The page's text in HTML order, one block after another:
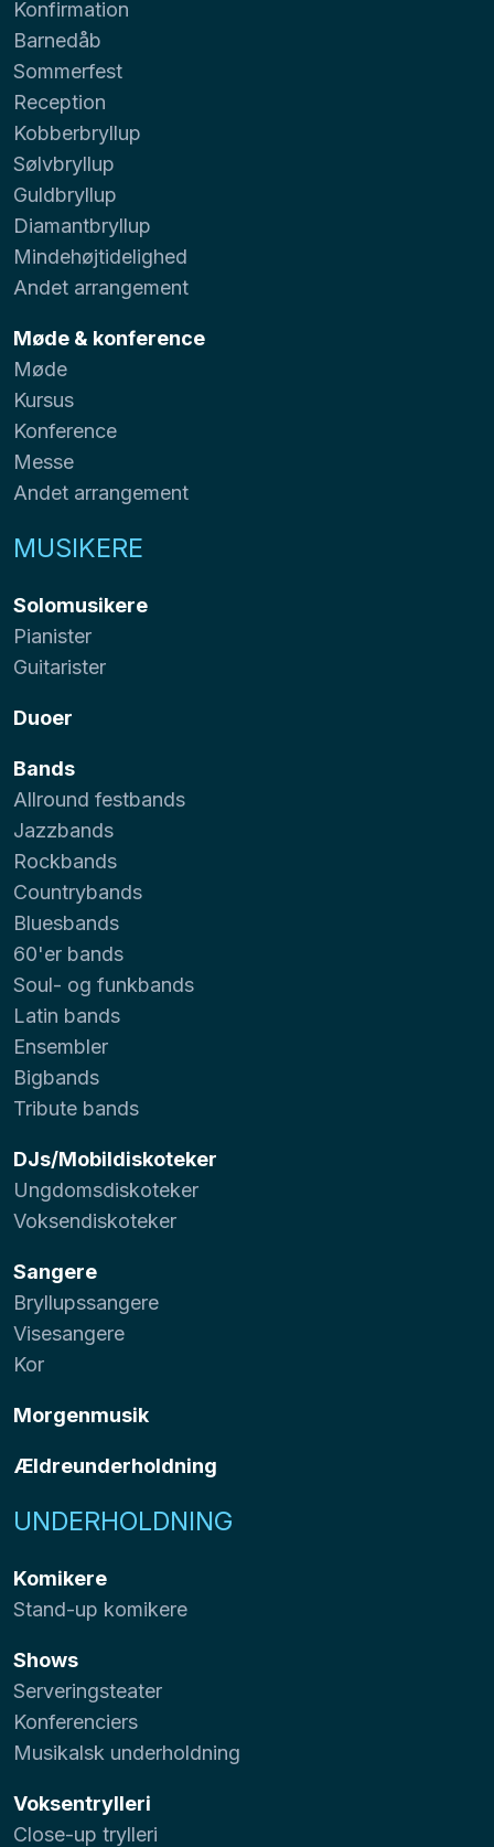
Konfirmation
Barnedåb
Sommerfest
Reception
Kobberbryllup
Sølvbryllup
Guldbryllup
Diamantbryllup
Mindehøjtidelighed
Andet arrangement
Møde & konference
Møde
Kursus
Konference
Messe
Andet arrangement
MUSIKERE
Solomusikere
Pianister
Guitarister
Duoer
Bands
Allround festbands
Jazzbands
Rockbands
Countrybands
Bluesbands
60'er bands
Soul- og funkbands
Latin bands
Ensembler
Bigbands
Tribute bands
DJs/Mobildiskoteker
Ungdomsdiskoteker
Voksendiskoteker
Sangere
Bryllupssangere
Visesangere
Kor
Morgenmusik
Ældreunderholdning
UNDERHOLDNING
Komikere
Stand-up komikere
Shows
Serveringsteater
Konferenciers
Musikalsk underholdning
Voksentrylleri
Close-up trylleri